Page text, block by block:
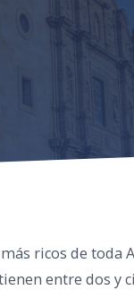
ricos de toda
entre dos y